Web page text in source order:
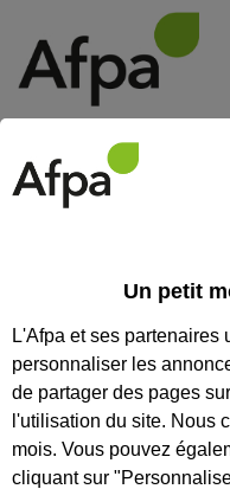
DE
Un petit
L'Afpa et ses
personnaliser les
de partager des pages
l'utilisation du site. Nous
mois. Vous pouvez
cliquant sur